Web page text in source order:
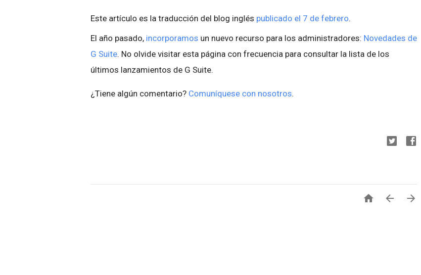
Este artículo es la traducción del blog inglés publicado el 7 de febrero.
El año pasado, incorporamos un nuevo recurso para los administradores: Novedades de
G Suite. No olvide visitar esta página con frecuencia para consultar la lista de los
últimos lanzamientos de G Suite.
¿Tiene algún comentario? Comuníquese con nosotros.
  